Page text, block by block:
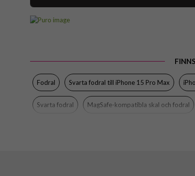
Egenskaper
Färg
Material
Varumärke
Fodral Svarta fodral till iPhone 15 Pro Max
Svarta fodral MagSafe-kompatibla skal och fodral